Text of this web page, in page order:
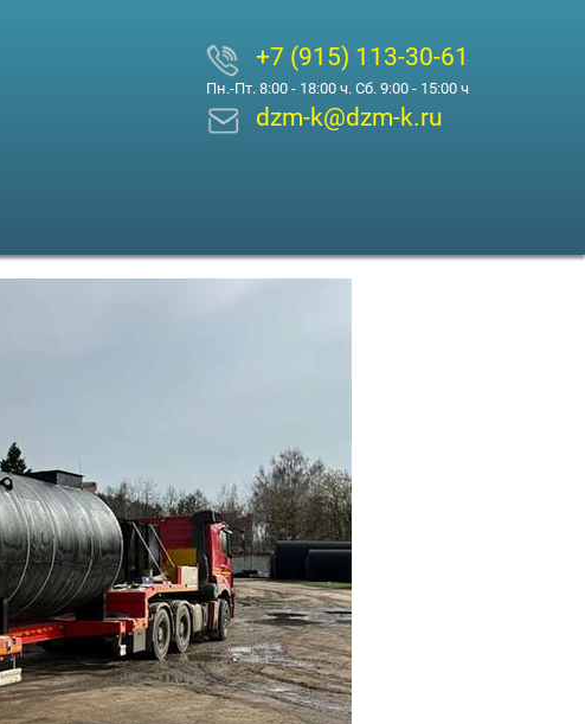
+7 (915) 113-30-61
Пн.-Пт. 8:00 - 18:00 ч. Сб. 9:00 - 15:00 ч
dzm-k@dzm-k.ru